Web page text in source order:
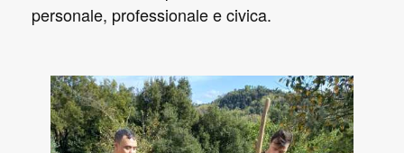
personale, professionale e civica.